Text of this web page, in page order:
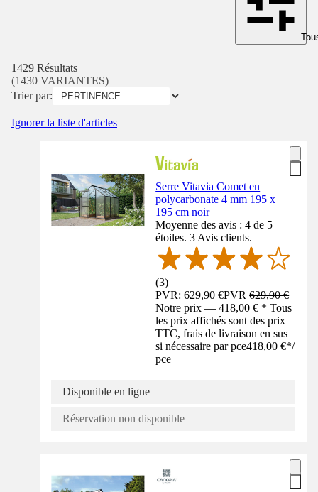
1429 Résultats
(1430 VARIANTES)
Trier par:
Ignorer la liste d'articles
Serre Vitavia Comet en
polycarbonate 4 mm 195 x
195 cm noir
Moyenne des avis : 4 de 5
étoiles. 3 Avis clients.
(3)
PVR: 629,90 €PVR629,90 €
Notre prix — 418,00 € * Tous
les prix affichés sont des prix
TTC, frais de livraison en sus
si nécessaire par pce418,00 €*/
pce
Disponible en ligne
Réservation non disponible